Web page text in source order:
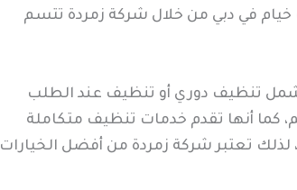
في دبي من خلال شركة زمردة تتسم
تنظيف دوري أو تنظيف عند الطلب
كما أنها تقدم خدمات تنظيف متكاملة
لذلك تعتبر شركة زمردة من أفضل الخيارات